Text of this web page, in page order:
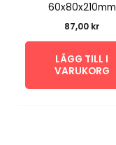
60x80x210mm
87,00 kr
LÄGG TILL I
VARUKORG